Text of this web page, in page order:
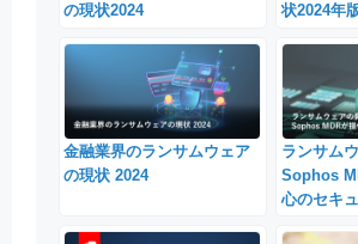
の現状2024
状2024年
金融業界のランサムウェア
の現状 2024
ランサム
Sophos
心のセキ